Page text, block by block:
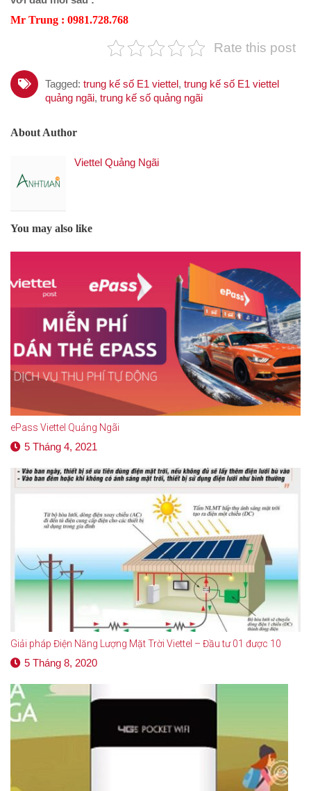
Mr Trung : 0981.728.768
Rate this post
Tagged: trung kế số E1 viettel, trung kế số E1 viettel
quảng ngãi, trung kế số quảng ngãi
About Author
Viettel Quảng Ngãi
You may also like
ePass Viettel Quảng Ngãi
5 Tháng 4, 2021
Giải pháp Điện Năng Lượng Mặt Trời Viettel – Đầu tư 01 được 10
5 Tháng 8, 2020